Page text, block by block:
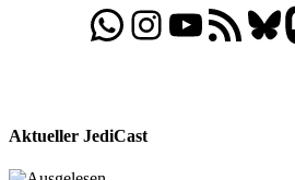
WhatsApp
Folgt uns auf Instagram
Besucht unseren YouTube-Kanal
RSS-Feed
Aktueller JediCast